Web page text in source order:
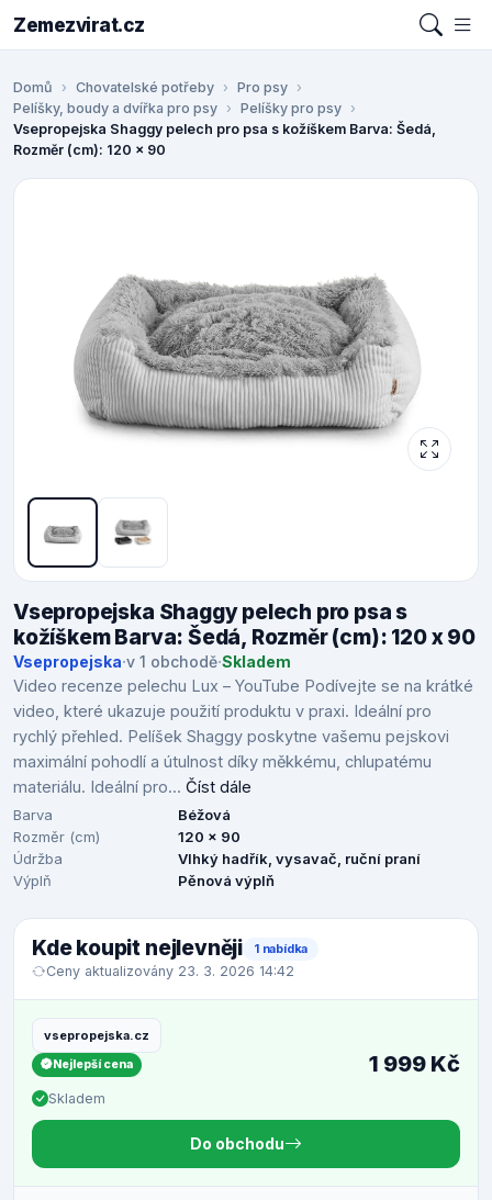
Zemezvirat.cz
Domů Chovatelské potřeby
Pro psy
Pelíšky, boudy a dvířka pro psy
Pelíšky pro psy
Vsepropejska Shaggy pelech pro psa s kožíškem Barva: Šedá,
Rozměr (cm): 120 x 90
Vsepropejska Shaggy pelech pro psa s
kožíškem Barva: Šedá, Rozměr (cm): 120 x 90
Vsepropejska·v 1 obchodě·Skladem
Video recenze pelechu Lux – YouTube Podívejte se na krátké
video, které ukazuje použití produktu v praxi. Ideální pro
rychlý přehled. Pelíšek Shaggy poskytne vašemu pejskovi
maximální pohodlí a útulnost díky měkkému, chlupatému
materiálu. Ideální pro... Číst dále
Barva
Béžová
Rozměr (cm)
120 x 90
Údržba
Vlhký hadřík, vysavač, ruční praní
Výplň
Pěnová výplň
Kde koupit nejlevněji 1 nabídka
Ceny aktualizovány 23. 3. 2026 14:42
vsepropejska.cz
Nejlepší cena
Skladem
1 999 Kč
Do obchodu